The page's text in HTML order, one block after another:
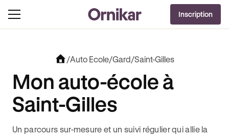
OFFRE EXCLUSIVE
+ 3 MOIS DEEZER PREMIUM OFFERTS* !JUSQU’À 170€ OFFERTS AVECJ'EN PROFITE !
Inscription
/Auto Ecole/Gard/Saint-Gilles
Mon auto-école à
Saint-Gilles
Un parcours sur-mesure et un suivi régulier qui allie la